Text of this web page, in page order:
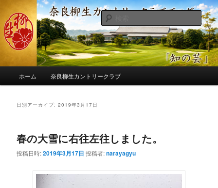
ン
コ
ン
へ
コ
ン
ツ
移
奈良柳生カントリークラブ総支配人
ブログ
季節の話題、クラブの出来事、コースの改修・更新作業、ゴルフに関する随
筆、喜怒哀楽などを気まぐれに発信します。
検
索
ホーム 奈良柳生カントリークラブ
日別アーカイブ:2019年3月17日
春の大雪に右往左往しました。
投稿日時:2019年3月17日 投稿者:narayagyu